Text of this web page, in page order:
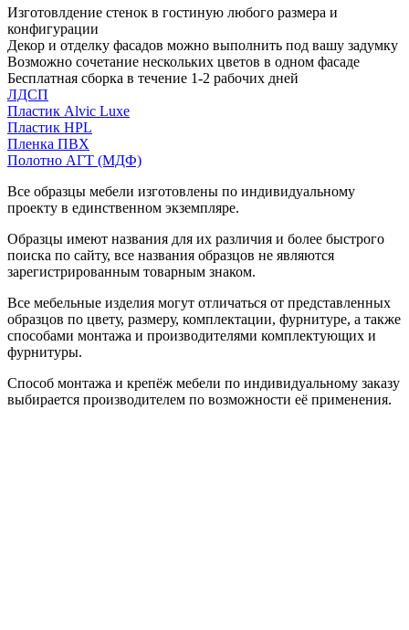
Изготовлдение стенок в гостиную любого размера и
конфигурации
Декор и отделку фасадов можно выполнить под вашу задумку
Возможно сочетание нескольких цветов в одном фасаде
Бесплатная сборка в течение 1-2 рабочих дней
ЛДСП
Пластик Alvic Luxe
Пластик HPL
Пленка ПВХ
Полотно АГТ (МДФ)
Все образцы мебели изготовлены по индивидуальному
проекту в единственном экземпляре.
Образцы имеют названия для их различия и более быстрого
поиска по сайту, все названия образцов не являются
зарегистрированным товарным знаком.
Все мебельные изделия могут отличаться от представленных
образцов по цвету, размеру, комплектации, фурнитуре, а также
способами монтажа и производителями комплектующих и
фурнитуры.
Способ монтажа и крепёж мебели по индивидуальному заказу
выбирается производителем по возможности её применения.